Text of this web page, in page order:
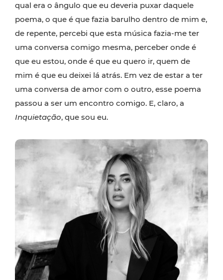
qual era o ângulo que eu deveria puxar daquele
poema, o que é que fazia barulho dentro de mim e,
de repente, percebi que esta música fazia-me ter
uma conversa comigo mesma, perceber onde é
que eu estou, onde é que eu quero ir, quem de
mim é que eu deixei lá atrás. Em vez de estar a ter
uma conversa de amor com o outro, esse poema
passou a ser um encontro comigo. E, claro, a
Inquietação, que sou eu.